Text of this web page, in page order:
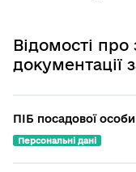
Відомості
документації
ПІБ посадової особи
Персональні дані